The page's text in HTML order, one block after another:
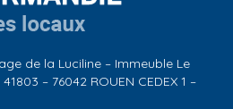
de la Luciline – Immeuble Le
– 76042 ROUEN CEDEX 1 –